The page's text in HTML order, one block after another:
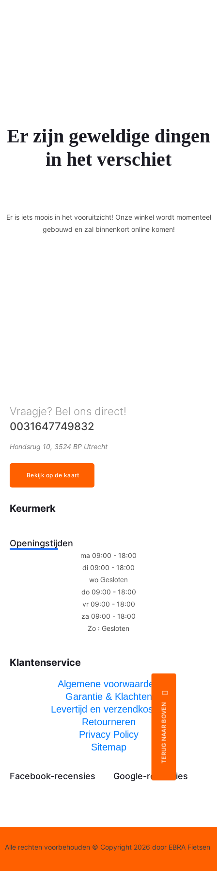
Er zijn geweldige dingen
in het verschiet
Er is iets moois in het vooruitzicht! Onze winkel wordt momenteel
gebouwd en zal binnenkort online komen!
Vraagje? Bel ons direct!
0031647749832
Hondsrug 10, 3524 BP Utrecht
Bekijk op de kaart
Keurmerk
Openingstijden
ma 09:00 - 18:00
di 09:00 - 18:00
wo Gesloten
do 09:00 - 18:00
vr 09:00 - 18:00
za 09:00 - 18:00
Zo : Gesloten
Klantenservice
Algemene voorwaarden
Garantie & Klachten
Levertijd en verzendkosten
Retourneren
Privacy Policy
Sitemap
Facebook-recensies Google-recensies
TERUG NAAR BOVEN
Alle rechten voorbehouden © Copyright 2026 door EBRA Fietsen